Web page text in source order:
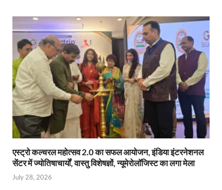
एस्ट्रो कल्चरल महोत्सव 2.0 का सफल आयोजन, इंडिया इंटरनेशनल
सेंटर में ज्योतिषाचार्यों, वास्तु विशेषज्ञों, न्यूमेरोलॉजिस्ट का लगा मेला
July 28, 2026